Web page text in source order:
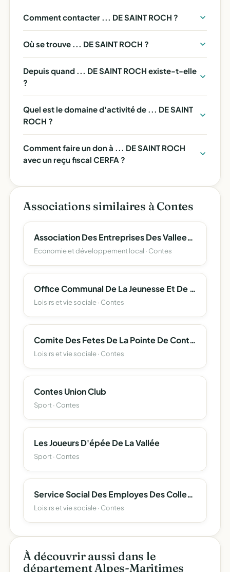
Comment contacter ... DE SAINT ROCH ?
Où se trouve ... DE SAINT ROCH ?
Depuis quand ... DE SAINT ROCH existe-t-elle
?
Quel est le domaine d'activité de ... DE SAINT
ROCH ?
Comment faire un don à ... DE SAINT ROCH
avec un reçu fiscal CERFA ?
Associations similaires à Contes
Association Des Entreprises Des Vallees Des Paillons : Evp
Economie et développement local · Contes
Office Communal De La Jeunesse Et De La Culture
Loisirs et vie sociale · Contes
Comite Des Fetes De La Pointe De Contes
Loisirs et vie sociale · Contes
Contes Union Club
Sport · Contes
Les Joueurs D'épée De La Vallée
Sport · Contes
Service Social Des Employes Des Collectivites Territoriales Et Des Associations De La Ville De Contes
Loisirs et vie sociale · Contes
À découvrir aussi dans le
département Alpes-Maritimes